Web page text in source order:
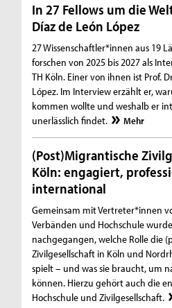
In 27 Fellows um die
Díaz de León López
27 Wissenschaftler*innen aus 19
forschen von 2025 bis 2027 als
TH Köln. Einer von ihnen ist Prof.
López. Im Interview erzählt er,
kommen wollte und weshalb er
unerlässlich findet.
Mehr
(Post)Migrantische
Köln: engagiert,
international
Gemeinsam mit Vertreter*innen
Verbänden und Hochschule
nachgegangen, welche Rolle die
Zivilgesellschaft in Köln und
spielt – und was sie braucht, um
können. Hierzu gehört auch die
Hochschule und Zivilgesellschaft.